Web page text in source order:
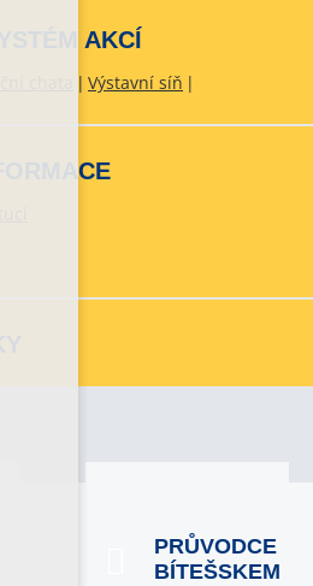
AKCÍ
Výstavní síň
PRŮVODCE
BÍTEŠSKEM